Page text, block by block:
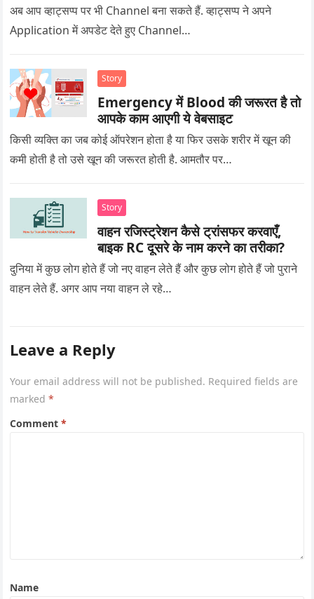
अब आप व्हाट्सप्प पर भी Channel बना सकते हैं. व्हाट्सप्प ने अपने
Application में अपडेट देते हुए Channel…
Story
Emergency में Blood की जरूरत है तो
आपके काम आएगी ये वेबसाइट
किसी व्यक्ति का जब कोई ऑपरेशन होता है या फिर उसके शरीर में खून की
कमी होती है तो उसे खून की जरूरत होती है. आमतौर पर…
Story
वाहन रजिस्ट्रेशन कैसे ट्रांसफर करवाएँ,
बाइक RC दूसरे के नाम करने का तरीका?
दुनिया में कुछ लोग होते हैं जो नए वाहन लेते हैं और कुछ लोग होते हैं जो पुराने
वाहन लेते हैं. अगर आप नया वाहन ले रहे…
Leave a Reply
Your email address will not be published. Required fields are
marked*
Comment*
Name